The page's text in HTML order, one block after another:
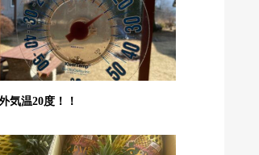
気温20度！！